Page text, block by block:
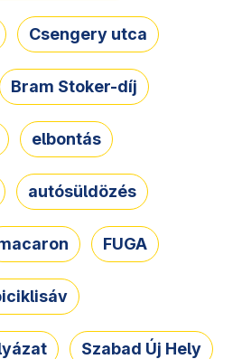
Csengery utca
Bram Stoker-díj
elbontás
autósüldözés
FUGA
Szabad Új Hely